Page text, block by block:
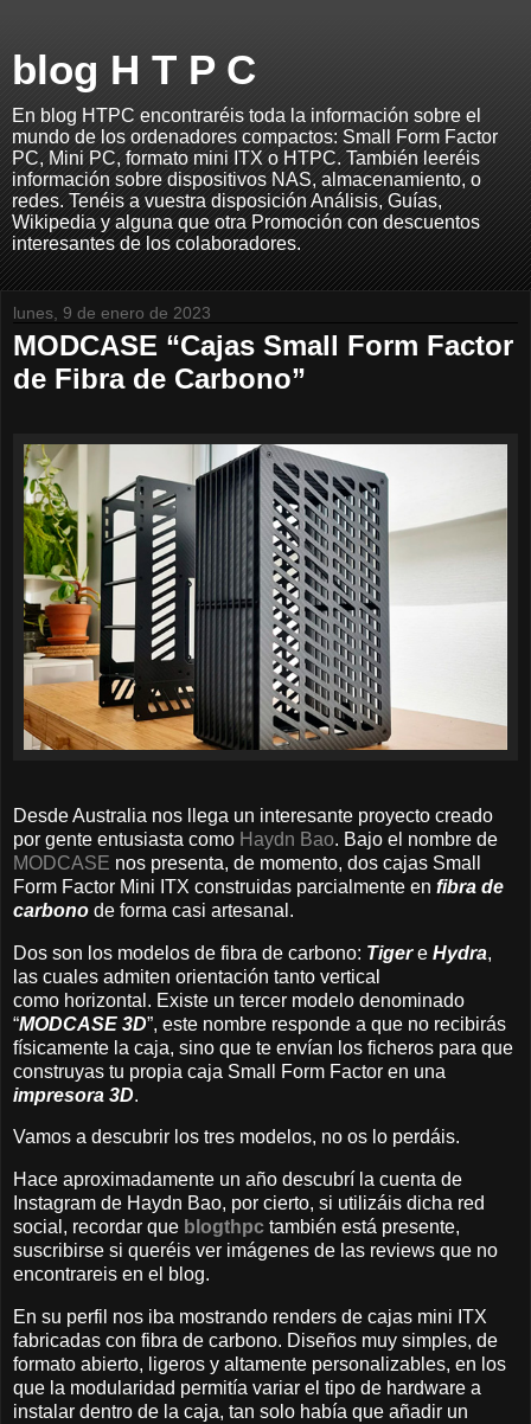
blog H T P C
En blog HTPC encontraréis toda la información sobre el
mundo de los ordenadores compactos: Small Form Factor
PC, Mini PC, formato mini ITX o HTPC. También leeréis
información sobre dispositivos NAS, almacenamiento, o
redes. Tenéis a vuestra disposición Análisis, Guías,
Wikipedia y alguna que otra Promoción con descuentos
interesantes de los colaboradores.
lunes, 9 de enero de 2023
MODCASE “Cajas Small Form Factor
de Fibra de Carbono”
Desde Australia nos llega un interesante proyecto creado
por gente entusiasta como Haydn Bao. Bajo el nombre de
MODCASE nos presenta, de momento, dos cajas Small
Form Factor Mini ITX construidas parcialmente en fibra de
carbono de forma casi artesanal.
Dos son los modelos de fibra de carbono: Tigere Hydra,
las cuales admiten orientación tanto vertical
como horizontal. Existe un tercer modelo denominado
“MODCASE 3D”, este nombre responde a que no recibirás
físicamente la caja, sino que te envían los ficheros para que
construyas tu propia caja Small Form Factor en una
impresora 3D.
Vamos a descubrir los tres modelos, no os lo perdáis.
Hace aproximadamente un año descubrí la cuenta de
Instagram de Haydn Bao, por cierto, si utilizáis dicha red
social, recordar que blogthpc también está presente,
suscribirse si queréis ver imágenes de las reviews que no
encontrareis en el blog.
En su perfil nos iba mostrando renders de cajas mini ITX
fabricadas con fibra de carbono. Diseños muy simples, de
formato abierto, ligeros y altamente personalizables, en los
que la modularidad permitía variar el tipo de hardware a
instalar dentro de la caja, tan solo había que añadir un